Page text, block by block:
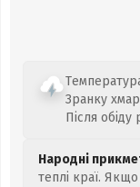
Зранку
Після обіду
Народні
теплі краї.